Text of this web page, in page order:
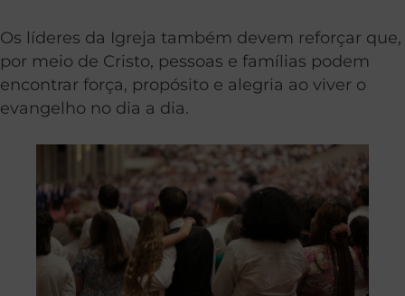
Os líderes da Igreja também devem reforçar que,
por meio de Cristo, pessoas e famílias podem
encontrar força, propósito e alegria ao viver o
evangelho no dia a dia.